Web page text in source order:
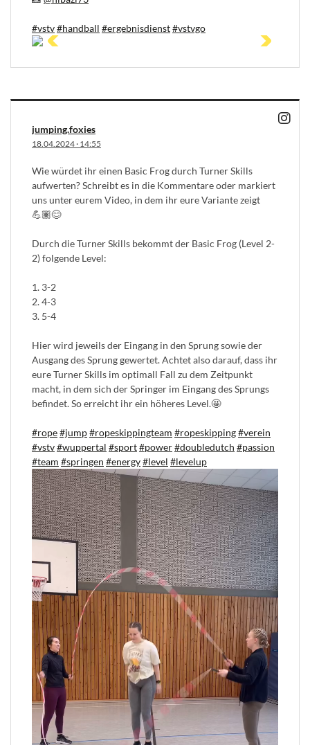
#vstv#handball #ergebnisdienst#vstvgo
jumping.foxies
18.04.2024· 14:55
Wie würdet ihr einen Basic Frog durch Turner Skills
aufwerten? Schreibt es in die Kommentare oder markiert
uns unter eurem Video, in dem ihr eure Variante zeigt
💪🏽😊
Durch die Turner Skills bekommt der Basic Frog (Level 2-
2) folgende Level:
1. 3-2
2. 4-3
3. 5-4
Hier wird jeweils der Eingang in den Sprung sowie der
Ausgang des Sprung gewertet. Achtet also darauf, dass ihr
eure Turner Skills im optimall Fall zu dem Zeitpunkt
macht, in dem sich der Springer im Eingang des Sprungs
befindet. So erreicht ihr ein höheres Level.🤩
#rope#jump#ropeskippingteam #ropeskipping#verein
#vstv#wuppertal #sport#power#doubledutch #passion
#team #springen #energy#level #levelup